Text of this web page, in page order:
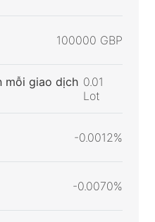
100000 GBP
mỗi giao dịch 0.01
Lot
-0.0012%
-0.0070%